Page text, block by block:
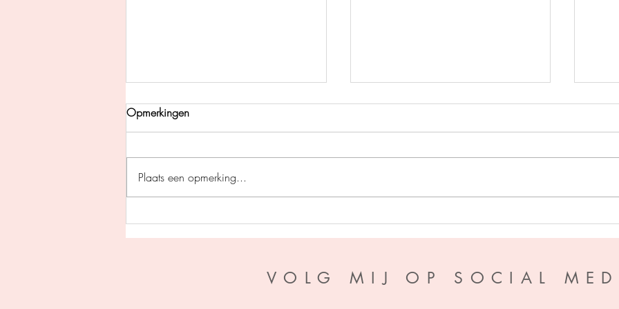
Legerstee
Williamson
Opmerkingen
Plaats een opmerking...
VOLG MIJ OP SOCIAL